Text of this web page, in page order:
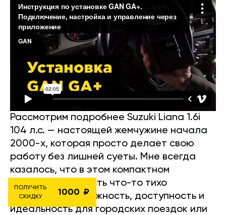
Рассмотрим подробнее Suzuki Liana 1.6i
104 л.с. — настоящей жемчужине начала
2000-х, которая просто делает свою
работу без лишней суеты. Мне всегда
казалось, что в этом компактном
семейном авто есть что-то тихо
гениальное: надежность, доступность и
идеальность для городских поездок или
ПОЛУЧИТЬ
СКИДКУ
1000